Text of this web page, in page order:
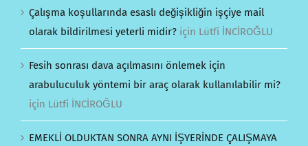
Çalışma koşullarında esaslı değişikliğin işçiye mail
olarak bildirilmesi yeterli midir? için Lütfi İNCİROĞLU
Fesih sonrası dava açılmasını önlemek için
arabuluculuk yöntemi bir araç olarak kullanılabilir mi?
için Lütfi İNCİROĞLU
EMEKLİ OLDUKTAN SONRA AYNI İŞYERİNDE ÇALIŞMAYA